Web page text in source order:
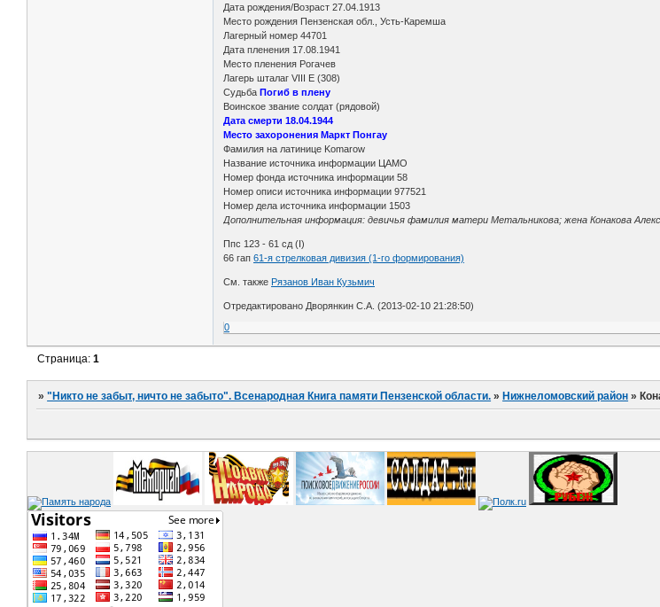
Дата рождения/Возраст 27.04.1913
Место рождения Пензенская обл., Усть-Каремша
Лагерный номер 44701
Дата пленения 17.08.1941
Место пленения Рогачев
Лагерь шталаг VIII E (308)
СудьбаПогиб в плену
Воинское звание солдат (рядовой)
Дата смерти 18.04.1944
Место захоронения Маркт Понгау
Фамилия на латинице Komarow
Название источника информации ЦАМО
Номер фонда источника информации 58
Номер описи источника информации 977521
Номер дела источника информации 1503
Дополнительная информация: девичья фамилия матери Метальникова; жена Конакова
Ппс 123 - 61 сд (I)
66 гап61-я стрелковая дивизия (1-го формирования)
См. также Рязанов Иван Кузьмич
Отредактировано Дворянкин С.А. (2013-02-10 21:28:50)
0
Страница:1
»"Никто не забыт, ничто не забыто". Всенародная Книга памяти Пензенской области. »Нижнеломовский район »